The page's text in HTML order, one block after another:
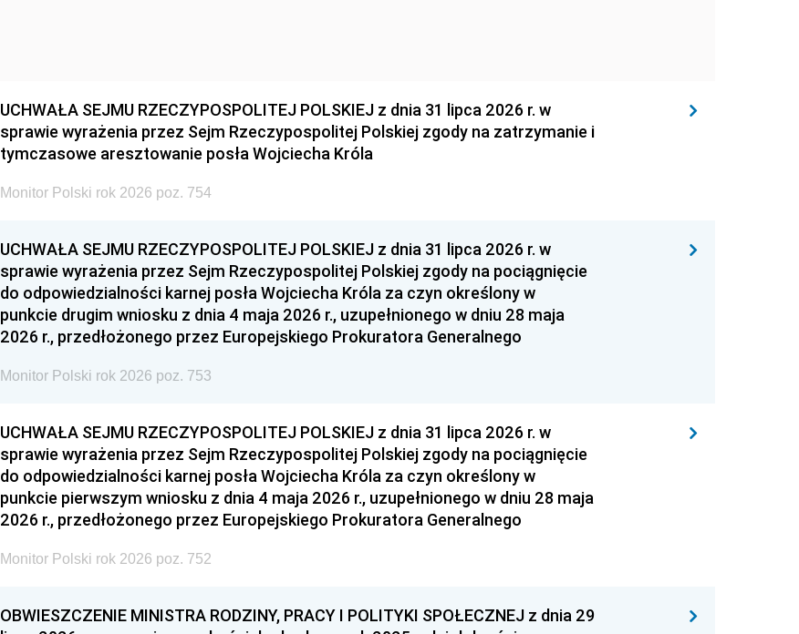
UCHWAŁA SEJMU RZECZYPOSPOLITEJ POLSKIEJ z dnia 31 lipca 2026 r. w
sprawie wyrażenia przez Sejm Rzeczypospolitej Polskiej zgody na zatrzymanie i
tymczasowe aresztowanie posła Wojciecha Króla
Monitor Polski rok 2026 poz. 754
UCHWAŁA SEJMU RZECZYPOSPOLITEJ POLSKIEJ z dnia 31 lipca 2026 r. w
sprawie wyrażenia przez Sejm Rzeczypospolitej Polskiej zgody na pociągnięcie
do odpowiedzialności karnej posła Wojciecha Króla za czyn określony w
punkcie drugim wniosku z dnia 4 maja 2026 r., uzupełnionego w dniu 28 maja
2026 r., przedłożonego przez Europejskiego Prokuratora Generalnego
Monitor Polski rok 2026 poz. 753
UCHWAŁA SEJMU RZECZYPOSPOLITEJ POLSKIEJ z dnia 31 lipca 2026 r. w
sprawie wyrażenia przez Sejm Rzeczypospolitej Polskiej zgody na pociągnięcie
do odpowiedzialności karnej posła Wojciecha Króla za czyn określony w
punkcie pierwszym wniosku z dnia 4 maja 2026 r., uzupełnionego w dniu 28 maja
2026 r., przedłożonego przez Europejskiego Prokuratora Generalnego
Monitor Polski rok 2026 poz. 752
OBWIESZCZENIE MINISTRA RODZINY, PRACY I POLITYKI SPOŁECZNEJ z dnia 29